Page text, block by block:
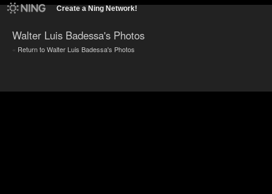
Create a Ning Network!
Walter Luis Badessa's Photos
« Return to Walter Luis Badessa's Photos